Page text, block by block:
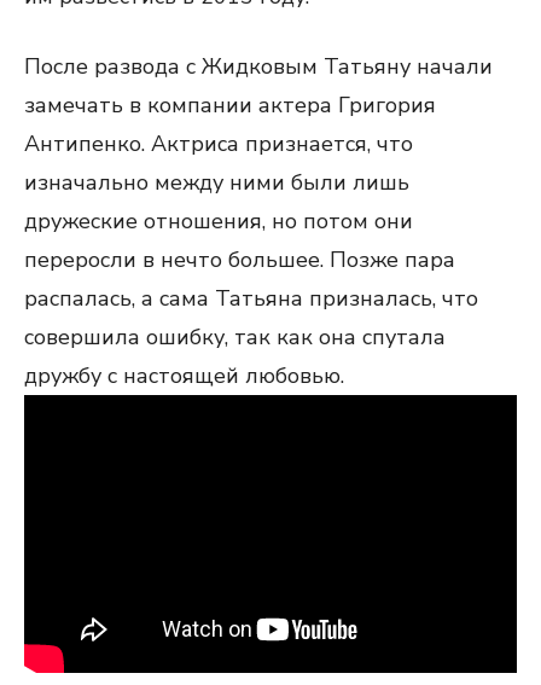
После развода с Жидковым Татьяну начали
замечать в компании актера Григория
Антипенко. Актриса признается, что
изначально между ними были лишь
дружеские отношения, но потом они
переросли в нечто большее. Позже пара
распалась, а сама Татьяна призналась, что
совершила ошибку, так как она спутала
дружбу с настоящей любовью.